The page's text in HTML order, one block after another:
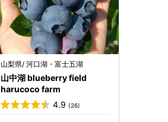
山梨県/ 河口湖・富士五湖
山中湖 blueberry field
harucoco farm
4.9 (26)